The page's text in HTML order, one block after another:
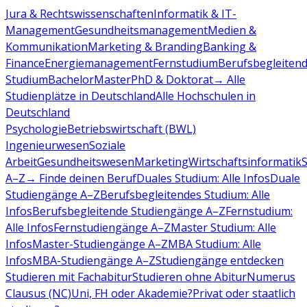
Jura & RechtswissenschaftenInformatik & IT-
ManagementGesundheitsmanagementMedien &
KommunikationMarketing & BrandingBanking &
FinanceEnergiemanagementFernstudiumBerufsbegleitend
StudiumBachelorMasterPhD & Doktorat→ Alle
Studienplätze in DeutschlandAlle Hochschulen in
Deutschland
PsychologieBetriebswirtschaft (BWL)
IngenieurwesenSoziale
ArbeitGesundheitswesenMarketingWirtschaftsinformatik
A–Z→ Finde deinen BerufDuales Studium: Alle InfosDuale
Studiengänge A–ZBerufsbegleitendes Studium: Alle
InfosBerufsbegleitende Studiengänge A–ZFernstudium:
Alle InfosFernstudiengänge A–ZMaster Studium: Alle
InfosMaster-Studiengänge A–ZMBA Studium: Alle
InfosMBA-Studiengänge A–ZStudiengänge entdecken
Studieren mit FachabiturStudieren ohne AbiturNumerus
Clausus (NC)Uni, FH oder Akademie?Privat oder staatlich